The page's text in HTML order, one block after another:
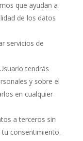
que ayudan a
de los datos
servicios de
tendrás
y sobre el
en cualquier
a terceros sin
consentimiento.